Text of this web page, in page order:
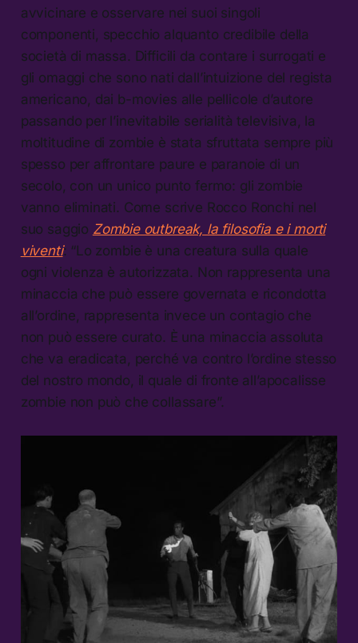
avvicinare e osservare nei suoi singoli
componenti, specchio alquanto credibile della
società di massa. Difficili da contare i surrogati e
gli omaggi che sono nati dall’intuizione del regista
americano, dai b-movies alle pellicole d’autore
passando per l’inevitabile serialità televisiva, la
moltitudine di zombie è stata sfruttata sempre più
spesso per affrontare paure e paranoie di un
secolo, con un unico punto fermo: gli zombie
vanno eliminati. Come scrive Rocco Ronchi nel
suo saggio Zombie outbreak, la filosofia e i morti
viventi: “Lo zombie è una creatura sulla quale
ogni violenza è autorizzata. Non rappresenta una
minaccia che può essere governata e ricondotta
all’ordine, rappresenta invece un contagio che
non può essere curato. È una minaccia assoluta
che va eradicata, perché va contro l’ordine stesso
del nostro mondo, il quale di fronte all’apocalisse
zombie non può che collassare”.